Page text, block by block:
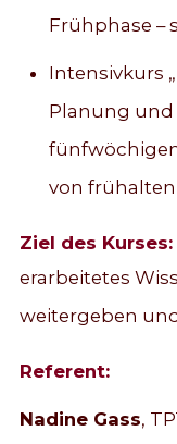
Frühphase –
Intensivkurs
Planung
von
Ziel des Kurses:
erarbeitetes
weitergeben
Referent:
Nadine Gass,